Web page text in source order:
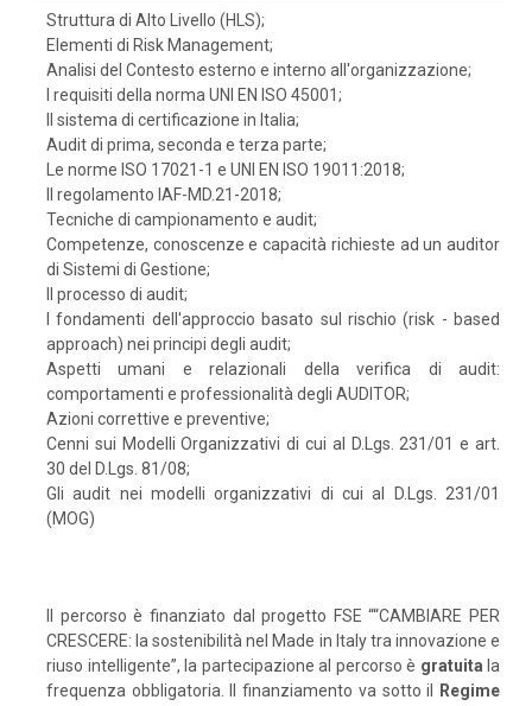
Struttura di Alto Livello (HLS);
Elementi di Risk Management;
Analisi del Contesto esterno e interno all'organizzazione;
I requisiti della norma UNI EN ISO 45001;
Il sistema di certificazione in Italia;
Audit di prima, seconda e terza parte;
Le norme ISO 17021-1 e UNI EN ISO 19011:2018;
Il regolamento IAF-MD.21-2018;
Tecniche di campionamento e audit;
Competenze, conoscenze e capacità richieste ad un auditor
di Sistemi di Gestione;
Il processo di audit;
I fondamenti dell'approccio basato sul rischio (risk - based
approach) nei principi degli audit;
Aspetti umani e relazionali della verifica di audit:
comportamenti e professionalità degli AUDITOR;
Azioni correttive e preventive;
Cenni sui Modelli Organizzativi di cui al D.Lgs. 231/01 e art.
30 del D.Lgs. 81/08;
Gli audit nei modelli organizzativi di cui al D.Lgs. 231/01
(MOG)
Il percorso è finanziato dal progetto FSE ““CAMBIARE PER
CRESCERE: la sostenibilità nel Made in Italy tra innovazione e
riuso intelligente”, la partecipazione al percorso è gratuita la
frequenza obbligatoria. Il finanziamento va sotto il
Regime